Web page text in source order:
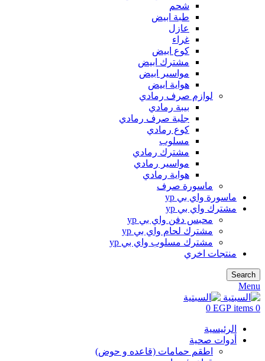
شحم
طبة ابيض
عازل
غراء
كوع ابيض
مشترك ابيض
مواسير ابيض
هواية ابيض
لوازم صرف رمادي
بيبة رمادي
جلبة صرف رمادي
كوع رمادي
مسلوب
مشترك رمادي
مواسير رمادي
هواية رمادي
ماسورة صرف
ماسورة واي بي yp
مشترك واي بي yp
محبس دفن واي بي yp
مشترك لحام واي بي yp
مشترك مسلوب واي بي yp
منتجات اخري
Search
Menu
0
items
0 EGP
الرئيسية
أدوات صحية
اطقم حمامات (قاعده و حوض)